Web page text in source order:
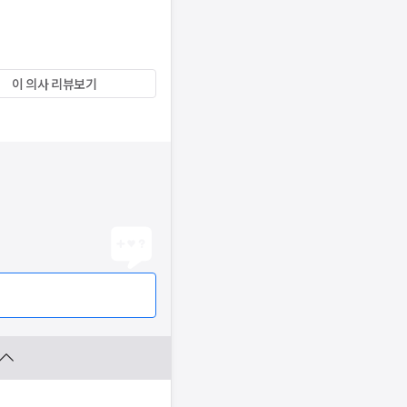
이 의사 리뷰보기